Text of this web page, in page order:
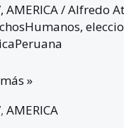
, AMERICA/Alfredo
,
»
, AMERICA